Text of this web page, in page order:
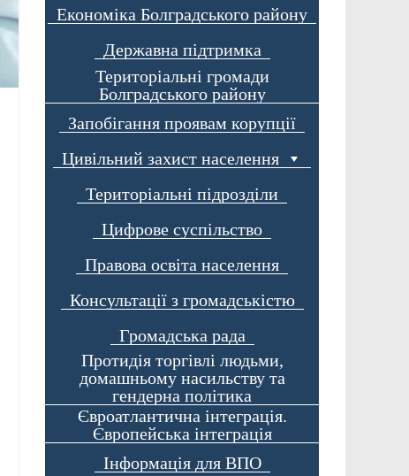
Економіка Болградського району
Державна підтримка
Територіальні громади
Болградського району
Запобігання проявам корупції
Цивільний захист населення
Територіальні підрозділи
Цифрове суспільство
Правова освіта населення
Консультації з громадськістю
Громадська рада
Протидія торгівлі людьми,
домашньому насильству та
гендерна політика
Євроатлантична інтеграція.
Європейська інтеграція
Інформація для ВПО